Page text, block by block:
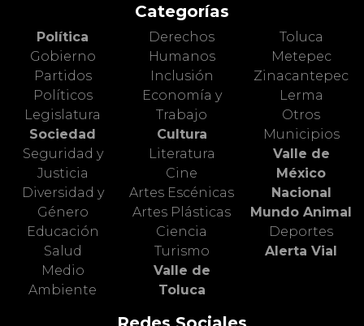
Categorías
Política
Gobierno
Partidos
Políticos
Legislatura
Sociedad
Seguridad y
Justicia
Diversidad y
Género
Educación
Salud
Medio
Ambiente
Derechos
Humanos
Inclusión
Economía y
Trabajo
Cultura
Literatura
Cine
Artes Escénicas
Artes Plásticas
Ciencia
Turismo
Valle de
Toluca
Toluca
Metepec
Zinacantepec
Lerma
Otros
Municipios
Valle de
México
Nacional
Mundo Animal
Deportes
Alerta Vial